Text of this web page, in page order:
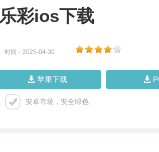
乐彩ios下载
时间：2025-04-30
苹果下载
安卓市场，安全绿色